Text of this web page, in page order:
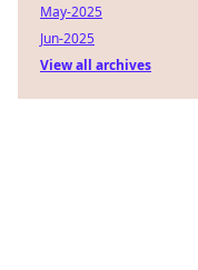
May-2025
Jun-2025
View all archives